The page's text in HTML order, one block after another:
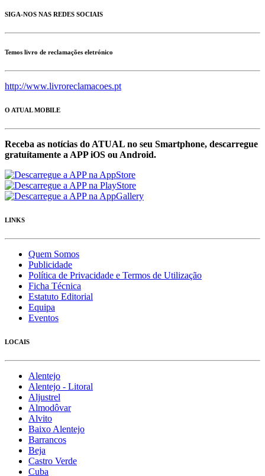
SIGA-NOS NAS REDES SOCIAIS
Temos livro de reclamações eletrónico
http://www.livroreclamacoes.pt
O ATUAL MOBILE
Receba as notícias do ATUAL no seu Smartphone, descarregue
gratuítamente a APP iOS ou Android.
LINKS
Quem Somos
Publicidade
Política de Privacidade e Termos de Utilização
Ficha Técnica
Estatuto Editorial
Equipa
Eventos
LOCAIS
Alentejo
Alentejo - Litoral
Aljustrel
Almodôvar
Alvito
Baixo Alentejo
Barrancos
Beja
Castro Verde
Cuba